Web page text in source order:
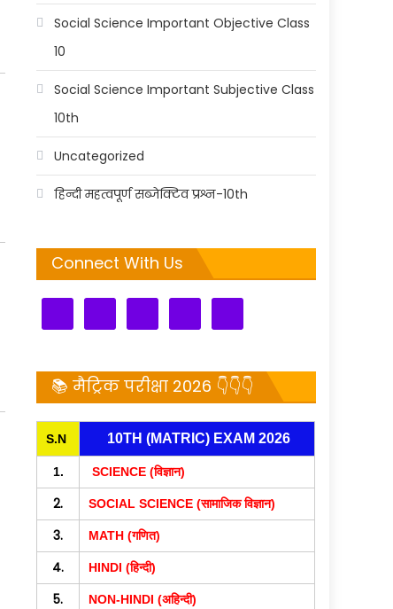
Social Science Important Objective Class
10
Social Science Important Subjective Class
10th
Uncategorized
हिन्दी महत्वपूर्ण सब्जेक्टिव प्रश्न-10th
Connect With Us
📚 मैट्रिक परीक्षा 2026 👇👇👇
S.N 10TH (MATRIC) EXAM 2026
1. SCIENCE (विज्ञान)
2. SOCIAL SCIENCE (सामाजिक विज्ञान)
3. MATH (गणित)
4. HINDI (हिन्दी)
5. NON-HINDI (अहिन्दी)